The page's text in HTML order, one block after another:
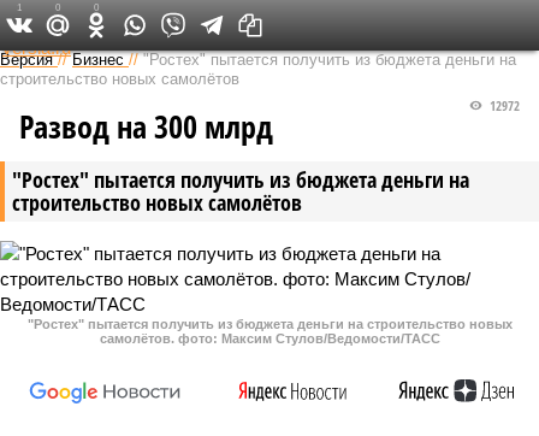
Федеральный выпуск
Версия //Бизнес //"Ростех" пытается получить из бюджета деньги на
строительство новых самолётов
"Ростех" пытается получить из бюджета деньги на
строительство новых самолётов
12972
Развод на 300 млрд
"Ростех" пытается получить из бюджета деньги на строительство новых
самолётов. фото: Максим Стулов/Ведомости/ТАСС
1 0 0